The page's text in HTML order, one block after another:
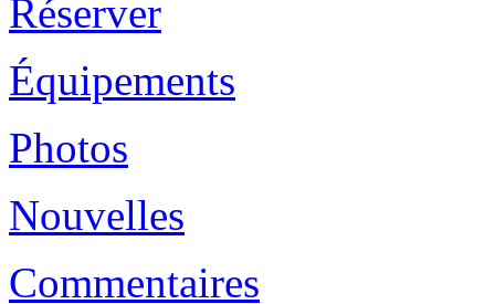
Réserver
Équipements
Photos
Nouvelles
Commentaires